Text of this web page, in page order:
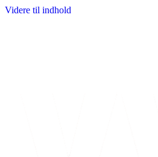
Videre til indhold